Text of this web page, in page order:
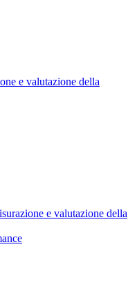
e valutazione della
e valutazione della